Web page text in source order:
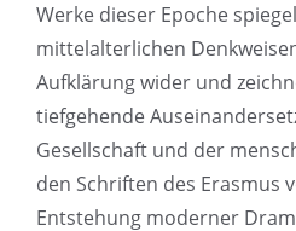
Werke dieser Epoche
mittelalterlichen
Aufklärung wider und
tiefgehende
Gesellschaft und der
den Schriften des Erasmus
Entstehung moderner